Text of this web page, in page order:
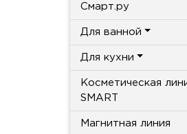
Смарт.ру
Для ванной
Для кухни
Косметическая
SMART
Магнитная линия